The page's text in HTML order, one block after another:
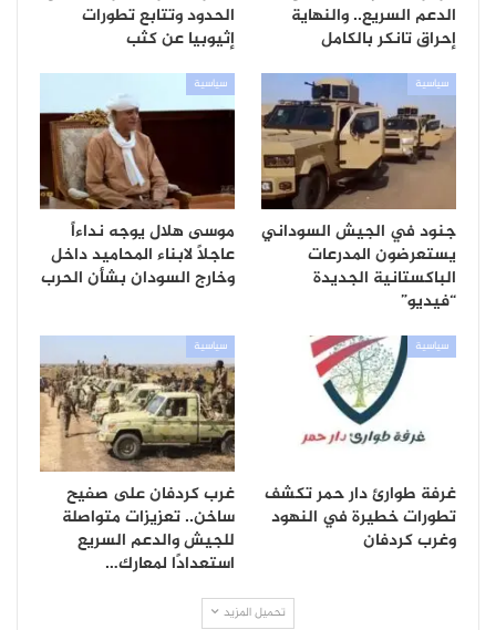
الدعم السريع.. والنهاية
إحراق تانكر بالكامل
الحدود وتتابع تطورات
إثيوبيا عن كثب
سياسية
جنود في الجيش السوداني
يستعرضون المدرعات
الباكستانية الجديدة
“فيديو”
سياسية
موسى هلال يوجه نداءاً
عاجلاً لابناء المحاميد داخل
وخارج السودان بشأن الحرب
سياسية
غرفة طوارئ دار حمر تكشف
تطورات خطيرة في النهود
وغرب كردفان
سياسية
غرب كردفان على صفيح
ساخن.. تعزيزات متواصلة
للجيش والدعم السريع
استعدادًا لمعارك…
تحميل المزيد